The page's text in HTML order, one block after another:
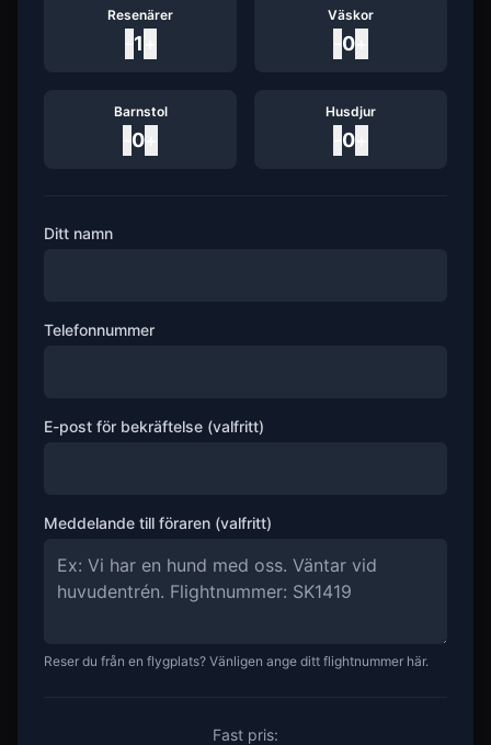
Resenärer
1
Väskor
0
Barnstol
0
Husdjur
0
Ditt namn
Telefonnummer
E-post för bekräftelse (valfritt)
Meddelande till föraren (valfritt)
Reser du från en flygplats? Vänligen ange ditt flightnummer här.
Fast pris: